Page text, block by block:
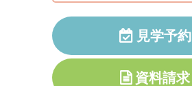
見学予約
資料請求